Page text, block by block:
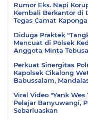
Rumor Eks. Napi
Kembali Berkantor di
Tegas Camat
Diduga Praktek
Mencuat di Polsek
Anggota Minta
Perkuat Sinergitas
Kapolsek Cikalong
Babussalam,
Viral Video "Yank
Pelajar Banyuwangi,
Sebarluaskan